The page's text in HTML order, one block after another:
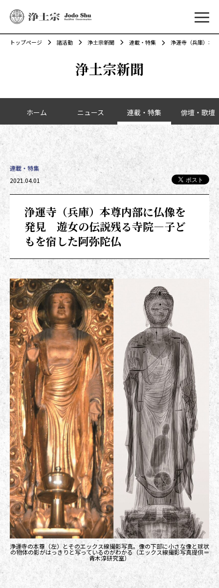
メ
浄土宗新聞
トップページ 諸活動 浄土宗新聞 連載・特集 浄運寺（兵庫）本
カテゴリーナビゲーション
ホーム ニュース 連載・特集 俳壇・歌壇
浄運寺（兵庫）本尊内部に仏像を
発見 遊女の伝説残る寺院―子ど
もを宿した阿弥陀仏
連載・特集
2021.04.01
浄運寺の本尊（左）とそのエックス線撮影写真。像の下部に小さな像と球状
の物体の影がはっきりと写っているのがわかる（エックス線撮影写真提供＝
青木淳研究室）